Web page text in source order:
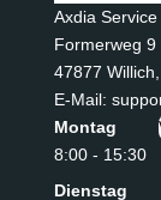
Axdia
Formerweg 9
47877 Willich
E-Mail:
Montag
8:00 - 15:30
Dienstag